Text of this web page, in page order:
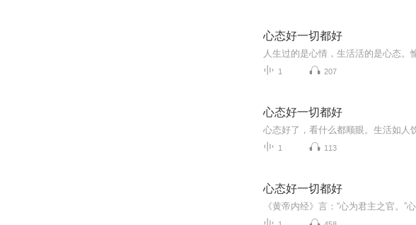
心态好一切都好
1 207
心态好一切都好
1 113
心态好一切都好